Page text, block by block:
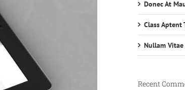
Donec At
Class Aptent
Nullam
Recent